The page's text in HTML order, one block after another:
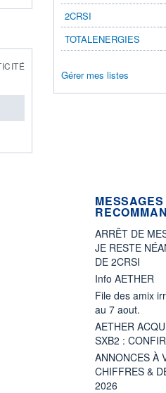
2CRSI
TOTALENERGIES
Gérer mes listes
ARRÊT DE
JE RESTE
DE 2CRSI
Info AETHER
File des amix
au 7 aout.
AETHER
SXB2 :
ANNONCES À
CHIFFRES &
2026